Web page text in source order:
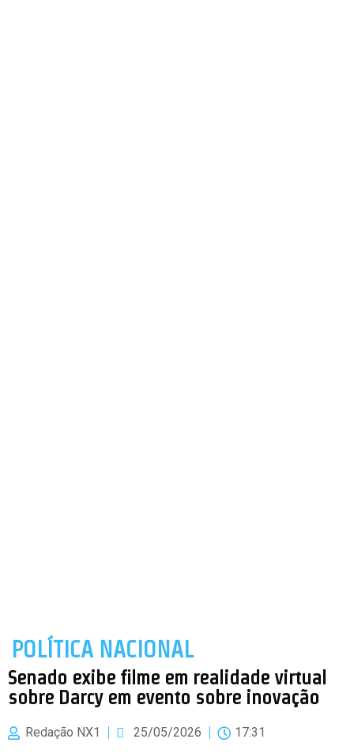
POLÍTICA NACIONAL
Senado exibe filme em realidade virtual
sobre Darcy em evento sobre inovação
Redação NX1 25/05/2026 17:31